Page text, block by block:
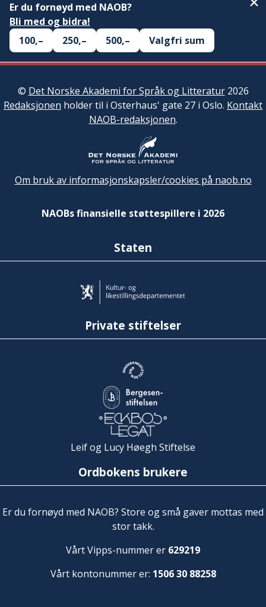
Er du fornøyd med NAOB?
Bli med og bidra!
100,–
250,– 500,– Valgfri sum
© Det Norske Akademi for Språk og Litteratur2026
Redaksjonen holder til i Osterhaus' gate 27 i Oslo. Kontakt
NAOB-redaksjonen.
Om bruk av informasjonskapsler/cookies på naob.no
NAOBs finansielle støttespillere i 2026
Staten
Private stiftelser
Leif og Lucy Høegh Stiftelse
Ordbokens brukere
Er du fornøyd med NAOB? Store og små gaver mottas med
stor takk.
Vårt Vipps-nummer er 629219
Vårt kontonummer er: 1506 30 88258